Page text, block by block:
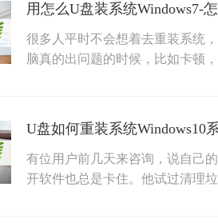
用怎么U盘装系统Windows7-
很多人平时不会想着去重装系统
脑真的出问题的时候，比如卡顿
有位用户前几天来咨询，说自己
开软件也总是卡住。他试过清理